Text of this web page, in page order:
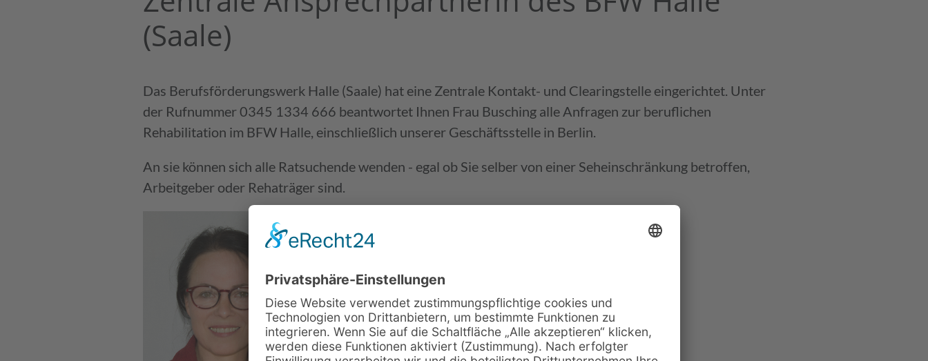
Nach medizinischer Rehabilitation (MBOR)
Arbeitserprobung bei zusätzlicher psychischer
Beeinträchtigung
Individuelle Trainings
Besondere Hilfen Download­bereich
Stellenaus­schreibungen
Informationen zur Anreise
Projekte
BFW Halle - Tierkalender
(Saale)
Das Berufsförderungswerk Halle (Saale) hat eine Zentrale Kontakt- und Clearingstelle eingerichtet. Unter
der Rufnummer 0345 1334 666 beantwortet Ihnen Frau Busching alle Anfragen zur beruflichen
Rehabilitation im BFW Halle, einschließlich unserer Geschäftsstelle in Berlin.
An sie können sich alle Ratsuchende wenden - egal ob Sie selber von einer Seheinschränkung betroffen,
Arbeitgeber oder Rehaträger sind.